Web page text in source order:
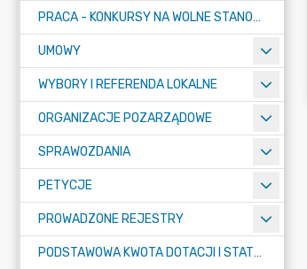
PRACA - KONKURSY NA WOLNE STANOWISKA
UMOWY
WYBORY I REFERENDA LOKALNE
ORGANIZACJE POZARZĄDOWE
SPRAWOZDANIA
PETYCJE
PROWADZONE REJESTRY
PODSTAWOWA KWOTA DOTACJI I STATYSTYCZNA LICZBA UCZNIÓW